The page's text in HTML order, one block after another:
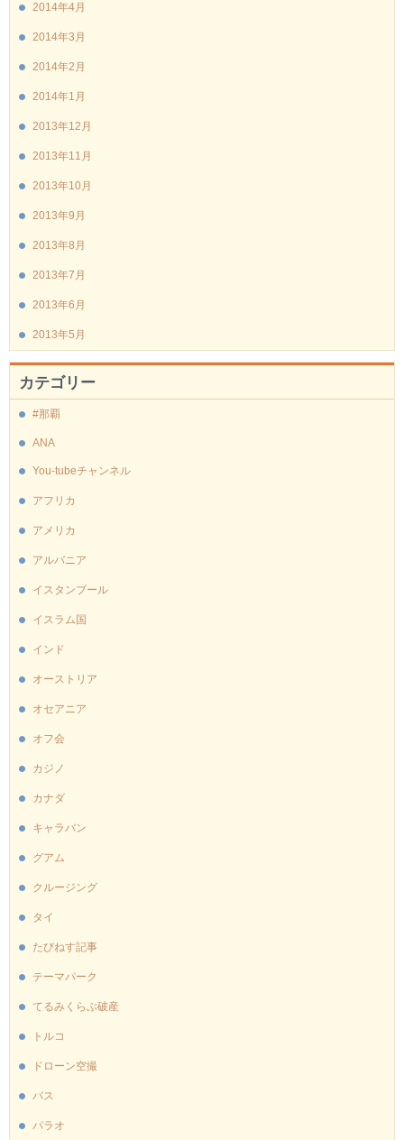
2014年4月
2014年3月
2014年2月
2014年1月
2013年12月
2013年11月
2013年10月
2013年9月
2013年8月
2013年7月
2013年6月
2013年5月
カテゴリー
#那覇
ANA
You-tubeチャンネル
アフリカ
アメリカ
アルバニア
イスタンブール
イスラム国
インド
オーストリア
オセアニア
オフ会
カジノ
カナダ
キャラバン
グアム
クルージング
タイ
たびねす記事
テーマパーク
てるみくらぶ破産
トルコ
ドローン空撮
バス
パラオ